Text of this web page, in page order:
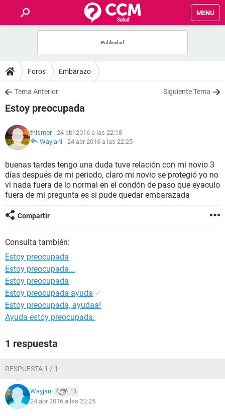
MENU
FOROS
SALUD
FAMILIA
NUTRICIÓN
BIENESTAR
SEXUALIDAD
GLOSARIO
Foros Embarazo
Tema Anterior Siguiente Tema
Estoy preocupada
thismor- 24 abr 2016 a las 22:18
Wayjani - 24 abr 2016 a las 22:25
buenas tardes tengo una duda tuve relación con mi novio 3
días después de mi periodo, claro mi novio se protegió yo no
vi nada fuera de lo normal en el condón de paso que eyaculo
fuera de mi pregunta es si pude quedar embarazada
Compartir
Consulta también:
Estoy preocupada
Estoy preocupada...
Estoy preocupada
Estoy preocupada ayuda ✓
Estoy preocupada, ayudaa!
Ayuda estoy preocupada.
1 respuesta
RESPUESTA 1 / 1
Wayjani 13
24 abr 2016 a las 22:25